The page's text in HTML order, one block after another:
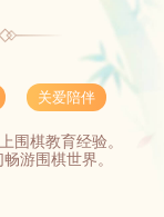
关爱陪伴
围棋教育经验。
游围棋世界。